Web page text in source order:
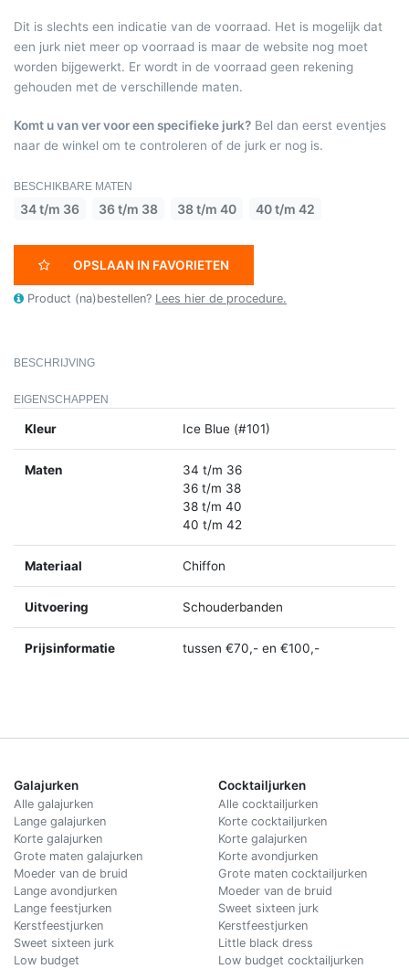
Dit is slechts een indicatie van de voorraad. Het is mogelijk dat
een jurk niet meer op voorraad is maar de website nog moet
worden bijgewerkt. Er wordt in de voorraad geen rekening
gehouden met de verschillende maten.
Komt u van ver voor een specifieke jurk? Bel dan eerst eventjes
naar de winkel om te controleren of de jurk er nog is.
BESCHIKBARE MATEN
34 t/m 36 36 t/m 38 38 t/m 40 40 t/m 42
OPSLAAN IN FAVORIETEN
Product (na)bestellen? Lees hier de procedure.
BESCHRIJVING
EIGENSCHAPPEN
Kleur Ice Blue (#101)
Maten
34 t/m 36
36 t/m 38
38 t/m 40
40 t/m 42
Materiaal Chiffon
Uitvoering Schouderbanden
Prijsinformatie tussen €70,- en €100,-
Galajurken
Alle galajurken
Lange galajurken
Korte galajurken
Grote maten galajurken
Moeder van de bruid
Lange avondjurken
Lange feestjurken
Kerstfeestjurken
Sweet sixteen jurk
Low budget
Cocktailjurken
Alle cocktailjurken
Korte cocktailjurken
Korte galajurken
Korte avondjurken
Grote maten cocktailjurken
Moeder van de bruid
Sweet sixteen jurk
Kerstfeestjurken
Little black dress
Low budget cocktailjurken